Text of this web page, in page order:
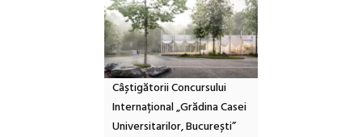
Câștigătorii Concursului
Internațional „Grădina Casei
Universitarilor, București”